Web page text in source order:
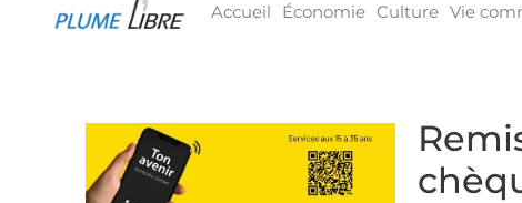
Accueil Économie Culture Vie